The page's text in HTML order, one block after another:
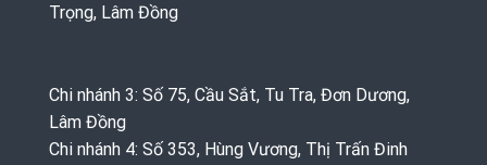
Trọng, Lâm Đồng
Chi nhánh 3: Số 75, Cầu Sắt, Tu Tra, Đơn Dương,
Lâm Đồng
Chi nhánh 4: Số 353, Hùng Vương, Thị Trấn Đinh